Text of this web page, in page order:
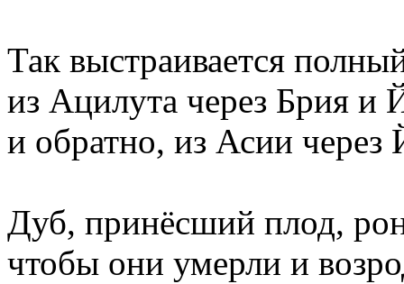
Так выстраивается
из Ацилута через Брия
и обратно, из Асии
Дуб, принёсший плод,
чтобы они умерли и